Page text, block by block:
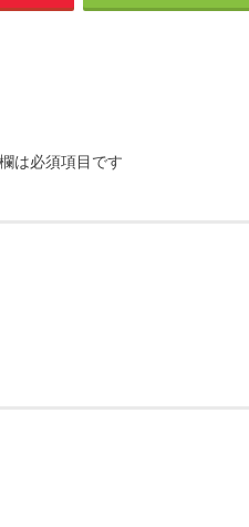
は必須項目です